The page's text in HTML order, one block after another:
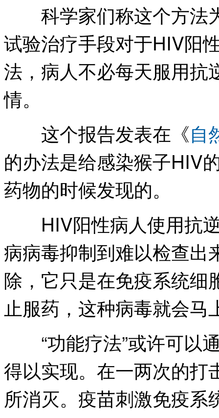
科学家们称这个方法
试验治疗手段对于HIV阳
法，病人不必每天服用抗
情。
这个报告发表在《自
的办法是给感染猴子HIV
药物的时候发现的。
HIV阳性病人使用抗逆
病病毒抑制到难以检查出
除，它只是在免疫系统细
止服药，这种病毒就会马
“功能疗法”或许可以
得以实现。在一两次的打
所消灭。疫苗刺激免疫系